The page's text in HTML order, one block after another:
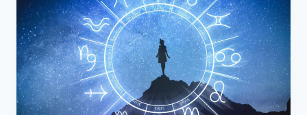
ÊTES
DE
MAUVAISE
HUMEUR,
SELON
VOTRE
SIGNE
DU